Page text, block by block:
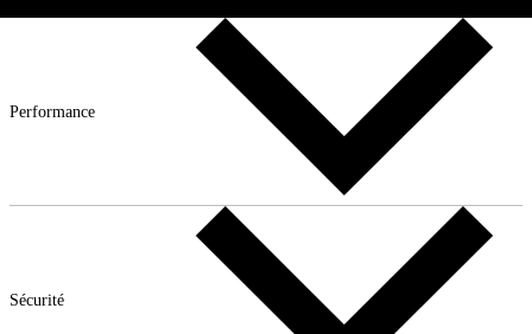
Performance
Sécurité